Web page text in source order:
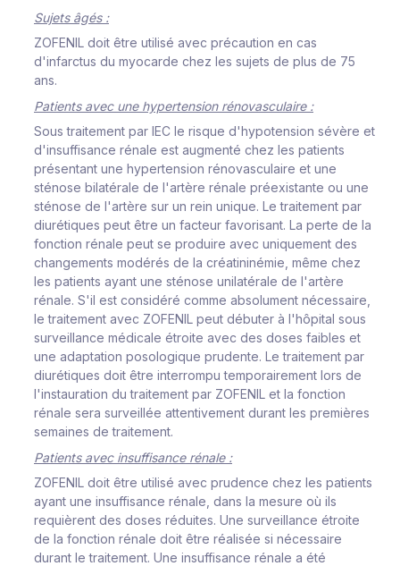
Sujets âgés :
ZOFENIL doit être utilisé avec précaution en cas
d'infarctus du myocarde chez les sujets de plus de 75
ans.
Patients avec une hypertension rénovasculaire :
Sous traitement par IEC le risque d'hypotension sévère et
d'insuffisance rénale est augmenté chez les patients
présentant une hypertension rénovasculaire et une
sténose bilatérale de l'artère rénale préexistante ou une
sténose de l'artère sur un rein unique. Le traitement par
diurétiques peut être un facteur favorisant. La perte de la
fonction rénale peut se produire avec uniquement des
changements modérés de la créatininémie, même chez
les patients ayant une sténose unilatérale de l'artère
rénale. S'il est considéré comme absolument nécessaire,
le traitement avec ZOFENIL peut débuter à l'hôpital sous
surveillance médicale étroite avec des doses faibles et
une adaptation posologique prudente. Le traitement par
diurétiques doit être interrompu temporairement lors de
l'instauration du traitement par ZOFENIL et la fonction
rénale sera surveillée attentivement durant les premières
semaines de traitement.
Patients avec insuffisance rénale :
ZOFENIL doit être utilisé avec prudence chez les patients
ayant une insuffisance rénale, dans la mesure où ils
requièrent des doses réduites. Une surveillance étroite
de la fonction rénale doit être réalisée si nécessaire
durant le traitement. Une insuffisance rénale a été